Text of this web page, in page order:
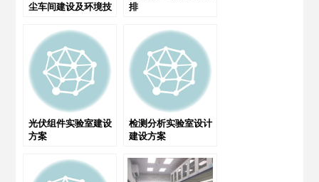
尘车间建设及环境技
排
光伏组件实验室建设
方案
检测分析实验室设计
建设方案